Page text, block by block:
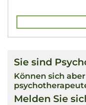
Sie sind
Können sich
Melden Sie